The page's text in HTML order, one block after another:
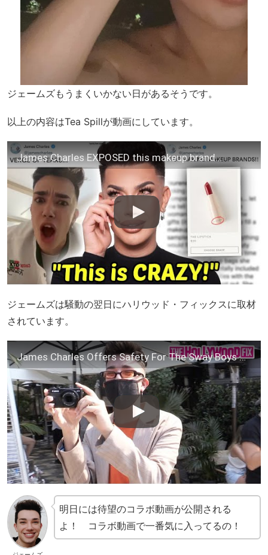
ジェームズもうまくいかない日があるそうです。
以上の内容はTea Spillが動画にしています。
James Charles EXPOSED this makeup brand…
ジェームズは騒動の翌日にハリウッド・フィックスに取材
されています。
James Charles Offers Safety For The Sway Boys & Turns The Tables On Paparazzi At Zinque Cafe 8.20.20
明日には待望のコラボ動画が公開される
よ！ コラボ動画で一番気に入ってるの！